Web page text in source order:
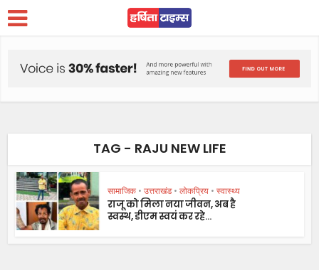
TAG - RAJU NEW LIFE
सामाजिक • उत्तराखंड • लोकप्रिय • स्वास्थ्य
राजू को मिला नया जीवन, अब है
स्वस्थ, डीएम स्वयं कर रहे...